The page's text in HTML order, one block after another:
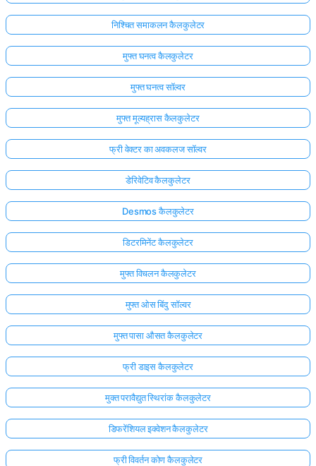
निश्चित समाकलन कैलकुलेटर
मुफ्त घनत्व कैलकुलेटर
मुफ्त घनत्व सॉल्वर
मुफ्त मूल्यह्रास कैलकुलेटर
फ्री वेक्टर का अवकलज सॉल्वर
डेरिवेटिव कैलकुलेटर
Desmos कैलकुलेटर
डिटरमिनेंट कैलकुलेटर
मुफ्त विचलन कैलकुलेटर
मुफ्त ओस बिंदु सॉल्वर
मुफ्त पासा औसत कैलकुलेटर
फ्री डाइस कैलकुलेटर
मुक्त परावैद्युत स्थिरांक कैलकुलेटर
डिफरेंशियल इक्वेशन कैलकुलेटर
फ्री विवर्तन कोण कैलकुलेटर